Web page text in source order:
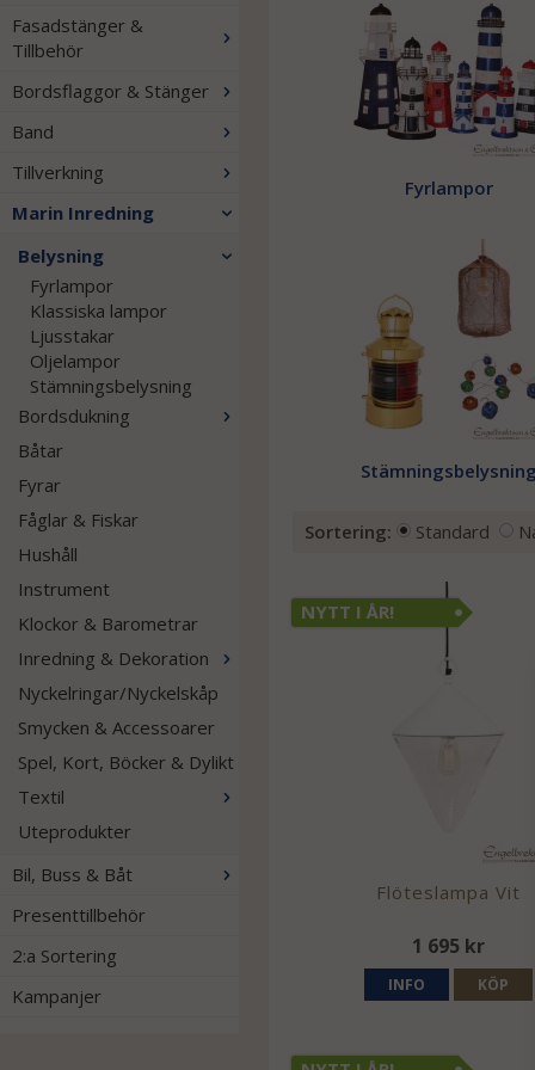
Fasadstänger &
Tillbehör
Bordsflaggor & Stänger
Band
Tillverkning
Marin Inredning
Belysning
Fyrlampor
Klassiska lampor
Ljusstakar
Oljelampor
Stämningsbelysning
Bordsdukning
Båtar
Fyrar
Fåglar & Fiskar
Hushåll
Instrument
Klockor & Barometrar
Inredning & Dekoration
Nyckelringar/Nyckelskåp
Smycken & Accessoarer
Spel, Kort, Böcker & Dylikt
Textil
Uteprodukter
Bil, Buss & Båt
Presenttillbehör
2:a Sortering
Kampanjer
Fyrlampor
Sortering: Standard
NYTT I ÅR!
Flöteslampa Vit
1 695 kr
INFO KÖP